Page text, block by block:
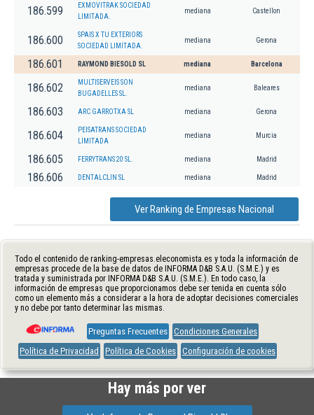
186.599
EXMOVITRAK SOCIEDAD
LIMITADA.
mediana Castellon
186.600
SPAIS X TU EXTERIORS
SOCIEDAD LIMITADA.
mediana Gerona
186.601 RAYMOND BIESOLD SL mediana Barcelona
186.602
MULTISERVEIS SON
BUGADELLES SL.
mediana Baleares
186.603 ARC GARROTXA SL mediana Gerona
186.604
PEISATRANS SOCIEDAD
LIMITADA
mediana Murcia
186.605 FERRYTRANS 20 SL. mediana Madrid
186.606 DENTALCLIN SL mediana Madrid
Ver Ranking de Empresas Nacional
Todo el contenido de ranking-empresas.eleconomista.es y toda la información de
empresas procede de la base de datos de INFORMA D&B S.A.U. (S.M.E.) y es
tratada y suministrada por INFORMA D&B S.A.U. (S.M.E.). En todo caso, la
información de empresas que proporcionamos debe ser tenida en cuenta sólo
como un elemento más a considerar a la hora de adoptar decisiones comerciales
y no debe por tanto determinar las mismas.
Preguntas Frecuentes Condiciones Generales
Política de Privacidad
Política de Cookies Configuración de cookies
Hay más por ver